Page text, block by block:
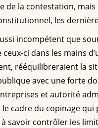
de la contestation,
les
incompétent que
ci dans les mains
rééquilibreraient la
avec une forte
et autorité
cadre du copinage
savoir contrôler les